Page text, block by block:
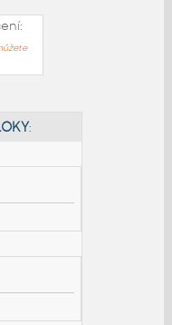
BLOKY